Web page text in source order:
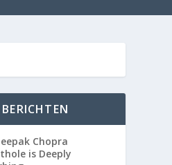
Chopra
is Deeply